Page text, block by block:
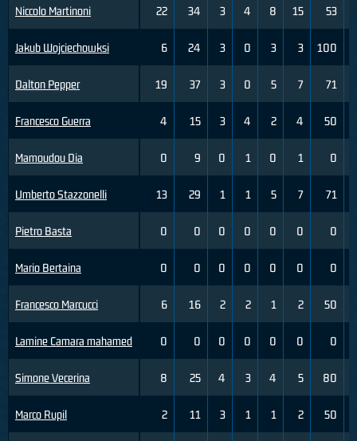
Niccolo Martinoni
Jakub Wojciechowksi
Dalton Pepper
Francesco Guerra
Mamoudou Dia
Umberto Stazzonelli
Pietro Basta
Mario Bertaina
Francesco Marcucci
Lamine Camara mahamed
Simone Vecerina
Marco Rupil
22 34 3 4 8 15 53
6 24 3 0 3 3 100
19 37 3 0 5 7 71
4 15 3 4 2 4 50
0 9 0 1 0 1 0
13 29 1 1 5 7 71
0 0 0 0 0 0 0
0 0 0 0 0 0 0
6 16 2 2 1 2 50
0 0 0 0 0 0 0
8 25 4 3 4 5 80
2 11 3 1 1 2 50